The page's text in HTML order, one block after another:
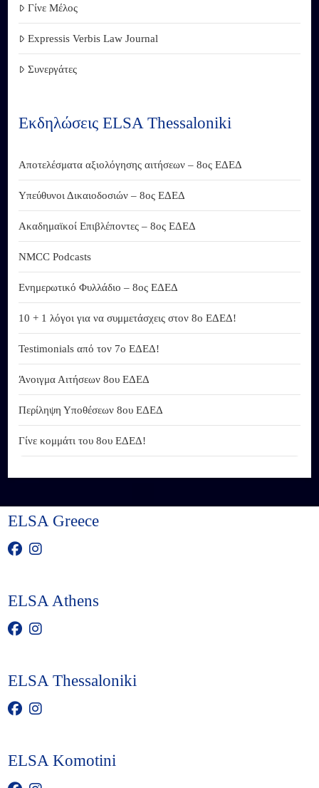
Γίνε Μέλος
Expressis Verbis Law Journal
Συνεργάτες
Εκδηλώσεις ELSA Thessaloniki
Αποτελέσματα αξιολόγησης αιτήσεων – 8ος ΕΔΕΔ
Υπεύθυνοι Δικαιοδοσιών – 8ος ΕΔΕΔ
Ακαδημαϊκοί Επιβλέποντες – 8ος ΕΔΕΔ
NMCC Podcasts
Ενημερωτικό Φυλλάδιο – 8ος ΕΔΕΔ
10 + 1 λόγοι για να συμμετάσχεις στον 8ο ΕΔΕΔ!
Testimonials από τον 7ο ΕΔΕΔ!
Άνοιγμα Αιτήσεων 8ου ΕΔΕΔ
Περίληψη Υποθέσεων 8ου ΕΔΕΔ
Γίνε κομμάτι του 8ου ΕΔΕΔ!
ELSA Greece
ELSA Athens
ELSA Thessaloniki
ELSA Komotini